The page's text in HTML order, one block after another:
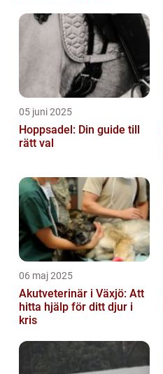
05 juni 2025
Hoppsadel: Din guide till
rätt val
06 maj 2025
Akutveterinär i Växjö: Att
hitta hjälp för ditt djur i
kris